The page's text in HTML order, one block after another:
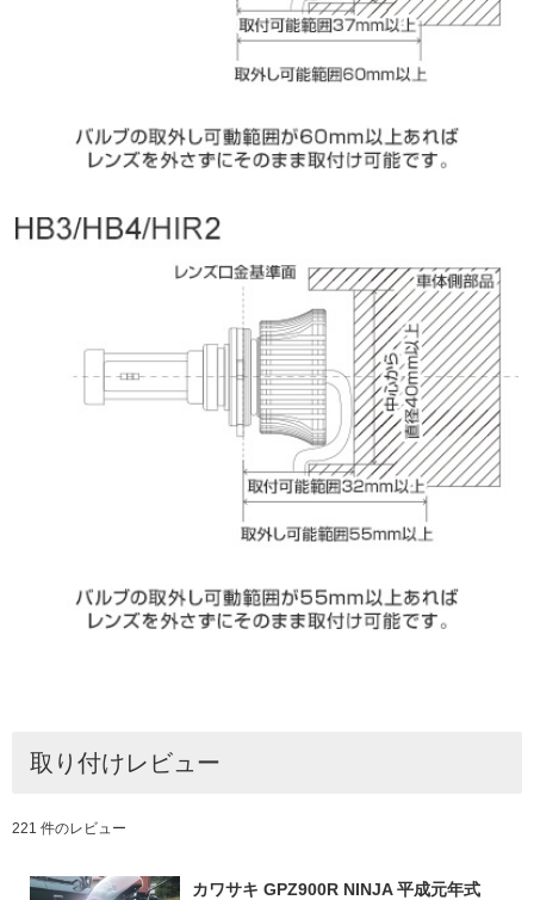
取り付けレビュー
221 件のレビュー
カワサキ GPZ900R NINJA 平成元年式